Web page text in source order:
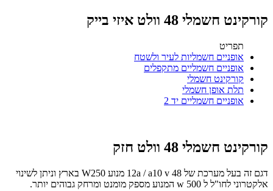
קורקינט חשמלי 48 וולט איזי בייק
תפריט
אופניים חשמליות לעיר ולשטח
אופניים חשמליים מתקפלים
קורקינט חשמלי
תלת אופן חשמלי
אופניים חשמליים יד 2
קורקינט חשמלי 48 וולט חזק
דגם זה בעל מערכת של 48 v
a/ 12a מנוע 250 W בארץ וניתן לשינוי
אלקטרוני לחו"ל ל 500
w המנוע מספק מומנט ומרחק גבוהים יותר.